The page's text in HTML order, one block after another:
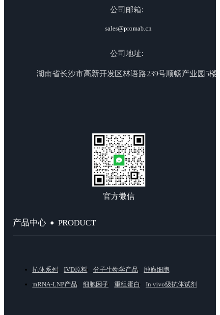
公司邮箱:
sales@promab.cn
公司地址:
湖南省长沙市高新开发区林语路239号顺畅产业园5楼
官方微信
产品中心 PRODUCT
抗体系列 IVD原料 分子生物学产品
肿瘤细胞
mRNA-LNP产品
细胞因子 重组蛋白 In vivo级抗体试剂